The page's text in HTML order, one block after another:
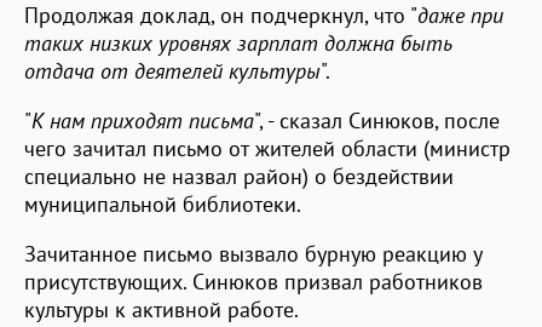
Продолжая доклад, он подчеркнул, что "даже при
таких низких уровнях зарплат должна быть
отдача от деятелей культуры".
"К нам приходят письма", - сказал Синюков, после
чего зачитал письмо от жителей области (министр
специально не назвал район) о бездействии
муниципальной библиотеки.
Зачитанное письмо вызвало бурную реакцию у
присутствующих. Синюков призвал работников
культуры к активной работе.